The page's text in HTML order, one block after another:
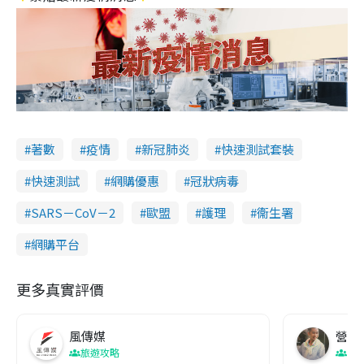
著數 疫情 新冠肺炎
快速測試套裝
快速測試
網購優惠
冠狀病毒
SARS－CoV－2
歐盟 護理
衞生署
網購平台
更多真實評價
風傳媒
旅遊攻略
營養